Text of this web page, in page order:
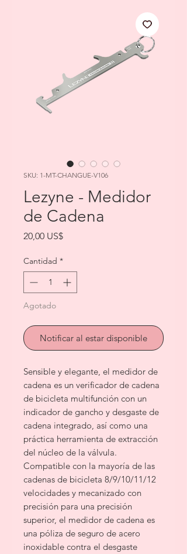
SKU: 1-MT-CHANGUE-V106
Lezyne - Medidor
de Cadena
20,00 US$Precio
Cantidad *
Agotado
Notificar al estar disponible
Sensible y elegante, el medidor de
cadena es un verificador de cadena
de bicicleta multifunción con un
indicador de gancho y desgaste de
cadena integrado, así como una
práctica herramienta de extracción
del núcleo de la válvula.
Compatible con la mayoría de las
cadenas de bicicleta 8/9/10/11/12
velocidades y mecanizado con
precisión para una precisión
superior, el medidor de cadena es
una póliza de seguro de acero
inoxidable contra el desgaste